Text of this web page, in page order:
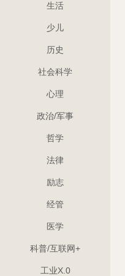
生活
少儿
历史
社会科学
心理
政治/军事
哲学
法律
励志
经管
医学
科普/互联网+
工业X.0